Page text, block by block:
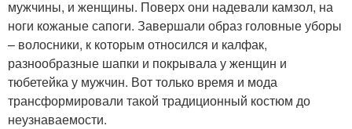
мужчины, и женщины. Поверх они надевали камзол, на
ноги кожаные сапоги. Завершали образ головные уборы
– волосники, к которым относился и калфак,
разнообразные шапки и покрывала у женщин и
тюбетейка у мужчин. Вот только время и мода
трансформировали такой традиционный костюм до
неузнаваемости.